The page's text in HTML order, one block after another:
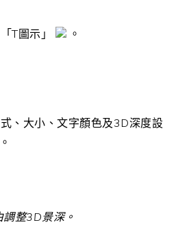
T圖示」 。
、大小、文字顏色及3D深度設
。
整3D景深。